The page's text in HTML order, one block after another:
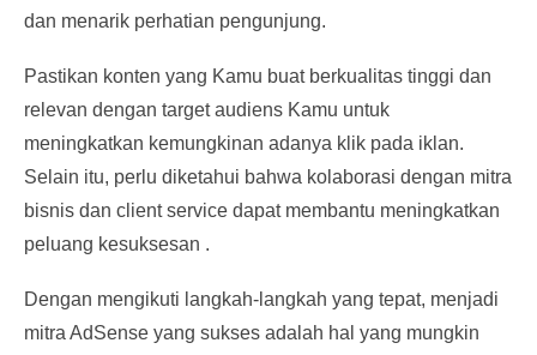
dan menarik perhatian pengunjung.
Pastikan konten yang Kamu buat berkualitas tinggi dan
relevan dengan target audiens Kamu untuk
meningkatkan kemungkinan adanya klik pada iklan.
Selain itu, perlu diketahui bahwa kolaborasi dengan mitra
bisnis dan client service dapat membantu meningkatkan
peluang kesuksesan .
Dengan mengikuti langkah-langkah yang tepat, menjadi
mitra AdSense yang sukses adalah hal yang mungkin